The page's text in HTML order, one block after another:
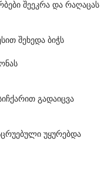
შეეკრა და რაღაცას
შეხედა ბიჭს
გადაიცვა
უყურებდა